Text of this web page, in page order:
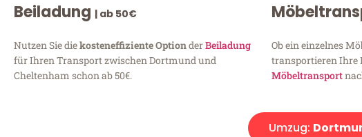
Beiladung | ab 50€
Nutzen Sie diekosteneffiziente OptionderBeiladung
für Ihren Transport zwischen Dortmund und
Cheltenham schon ab 50€.
Ob ein einzelnes
transportieren Ihre
Möbeltransport
Umzug: